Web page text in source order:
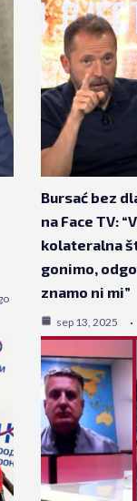
Bursać bez
na Face TV:
kolateralna
gonimo,
znamo ni mi”
sep 13, 2025